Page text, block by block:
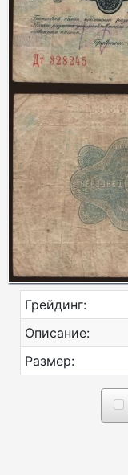
Грейдинг:
Описание:
Размер: